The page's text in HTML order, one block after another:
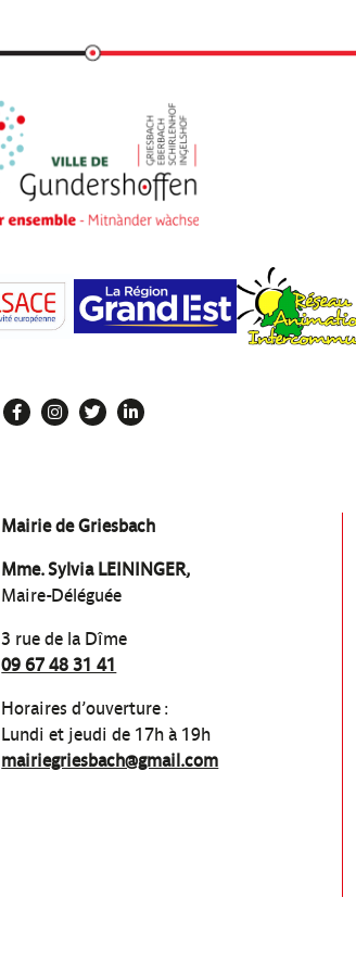
Mairie de Griesbach
Mme. Sylvia LEININGER,
Maire-Déléguée
3 rue de la Dîme
09 67 48 31 41
Horaires d’ouverture :
Lundi et jeudi de 17h à 19h
mairiegriesbach@gmail.com